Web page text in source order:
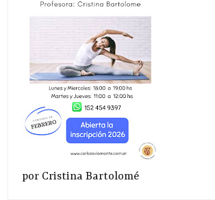
por Cristina Bartolomé